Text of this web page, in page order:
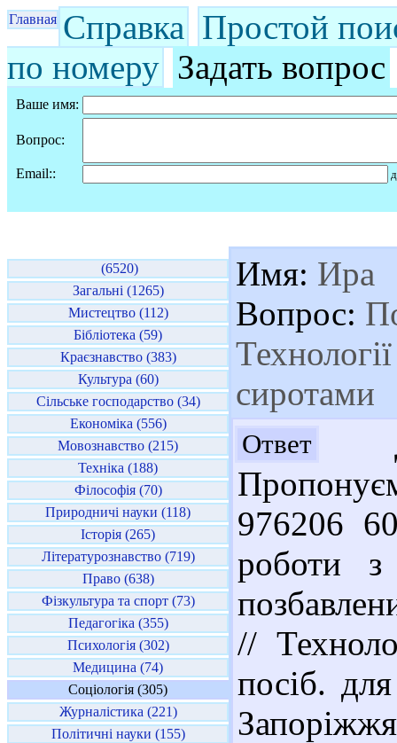
Главная Справка Простой
по номеру Задать вопрос
Ваше имя:
Вопрос:
Email::
(6520)
Загальні (1265)
Мистецтво (112)
Бібліотека (59)
Краєзнавство (383)
Культура (60)
Сільське господарство (34)
Економіка (556)
Мовознавство (215)
Техніка (188)
Філософія (70)
Природничі науки (118)
Історія (265)
Літературознавство (719)
Право (638)
Фізкультура та спорт (73)
Педагогіка (355)
Психологія (302)
Медицина (74)
Соціологія (305)
Журналістика (221)
Політичні науки (155)
Имя: Ира
Вопрос:
сиротами
Ответ
976206
роботи з
//
посіб.